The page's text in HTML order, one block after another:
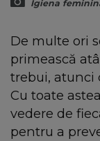
Igiena
De multe ori
primească
trebui, atunci
Cu toate
vedere de
pentru a